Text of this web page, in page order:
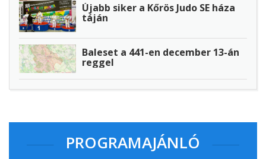
Újabb siker a Kőrös Judo SE háza
táján
Baleset a 441-en december 13-án
reggel
PROGRAMAJÁNLÓ